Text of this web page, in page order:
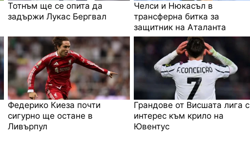
Тотнъм ще се опита да
задържи Лукас Бергвал
Челси и Нюкасъл в
трансферна битка за
защитник на Аталанта
Федерико Киеза почти
сигурно ще остане в
Ливърпул
Грандове от Висшата лига с
интерес към крило на
Ювентус